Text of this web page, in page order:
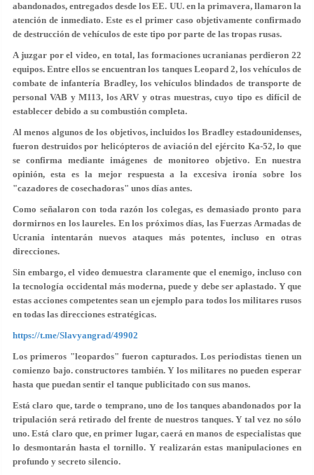
abandonados, entregados desde los EE. UU. en la primavera, llamaron la
atención de inmediato. Este es el primer caso objetivamente confirmado
de destrucción de vehículos de este tipo por parte de las tropas rusas.
A juzgar por el video, en total, las formaciones ucranianas perdieron 22
equipos. Entre ellos se encuentran los tanques Leopard 2, los vehículos de
combate de infantería Bradley, los vehículos blindados de transporte de
personal VAB y M113, los ARV y otras muestras, cuyo tipo es difícil de
establecer debido a su combustión completa.
Al menos algunos de los objetivos, incluidos los Bradley estadounidenses,
fueron destruidos por helicópteros de aviación del ejército Ka-52, lo que
se confirma mediante imágenes de monitoreo objetivo. En nuestra
opinión, esta es la mejor respuesta a la excesiva ironía sobre los
"cazadores de cosechadoras" unos días antes.
Como señalaron con toda razón los colegas, es demasiado pronto para
dormirnos en los laureles. En los próximos días, las Fuerzas Armadas de
Ucrania intentarán nuevos ataques más potentes, incluso en otras
direcciones.
Sin embargo, el video demuestra claramente que el enemigo, incluso con
la tecnología occidental más moderna, puede y debe ser aplastado. Y que
estas acciones competentes sean un ejemplo para todos los militares rusos
en todas las direcciones estratégicas.
https://t.me/Slavyangrad/49902
Los primeros "leopardos" fueron capturados. Los periodistas tienen un
comienzo bajo. constructores también. Y los militares no pueden esperar
hasta que puedan sentir el tanque publicitado con sus manos.
Está claro que, tarde o temprano, uno de los tanques abandonados por la
tripulación será retirado del frente de nuestros tanques. Y tal vez no sólo
uno. Está claro que, en primer lugar, caerá en manos de especialistas que
lo desmontarán hasta el tornillo. Y realizarán estas manipulaciones en
profundo y secreto silencio.